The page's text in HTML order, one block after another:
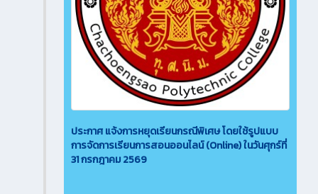
ประกาศ แจ้งการหยุดเรียนกรณีพิเศษ โดยใช้รูปแบบ
การจัดการเรียนการสอนออนไลน์ (Online) ในวันศุกร์ที่
31 กรกฎาคม 2569